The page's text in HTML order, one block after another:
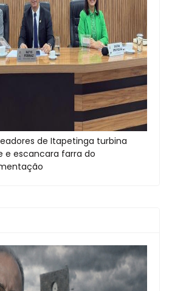
de Itapetinga turbina
e escancara farra do